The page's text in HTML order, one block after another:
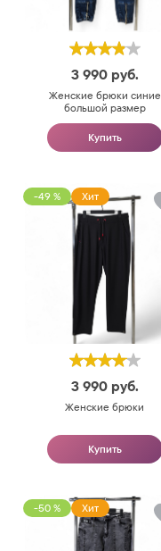
3 990 руб.
Женские брюки синие
большой размер
Купить
-49 % Хит
3 990 руб.
Женские брюки
Купить
-50 % Хит